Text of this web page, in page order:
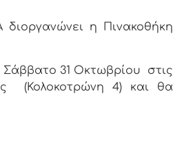
η Πινακοθήκη
31 Οκτωβρίου στις
(Κολοκοτρώνη 4) και θα